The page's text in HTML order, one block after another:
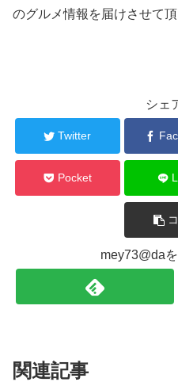
のグルメ情報を届けさせて
シェ
Twitter
Pocket
mey73@da
関連記事